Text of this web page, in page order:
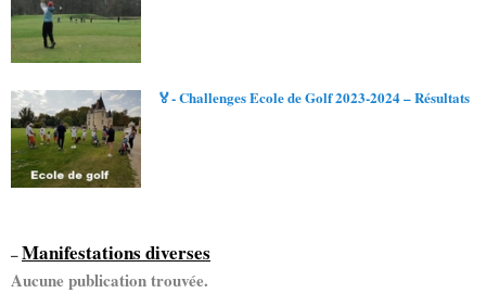
🏅- Challenges Ecole de Golf 2023-2024 – Résultats
–Manifestations diverses
Aucune publication trouvée.